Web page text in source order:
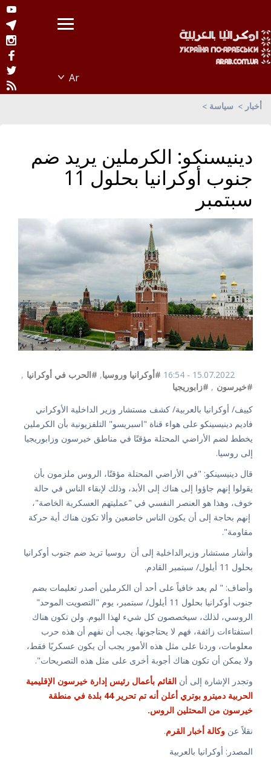
أخبار سياسة
دينيسنكو: الكرملين يريد ضم
جنوب أوكرانيا بحلول 11
سبتمبر
15.07.2022 - 16:54 #أوكرانيا وروسيا, #الحرب في أوكرانيا ,
#خيرسون , #زابوريجيا
كييف/ أوكرانيا بالعربية/ كشف مستشار وزير الداخلية الأوكراني
فاديم دينيسينكو على هواء قناة "اسبريسو" التلفزيونية بأن الكرملين
يخطط لضم الأراضي المحتلة مؤقتًا في مناطق خيرسون وزابوريجيا
إلى روسيا.
قال دينيسينكو: "في الأراضي المحتلة مؤقتًا، الروس ملزمون بأن
يقولوا إنهم جاؤوا إلى هناك إلى الأبد، وذلك لإبقاء الناس في حالة
خوف، وهذا هو العنصر النفسي في "عمليتهم العسكرية الخاصة"،
إنهم بحاجة إلى أن يكون الناس خاضعين وألا تكون هناك أية حركة
مقاومة".
وأشار مستشار وزيرالداخلية إلى أن روسيا تريد ضم جنوب أوكرانيا
بحلول 11 أيلول/ سبتمبر القادم.
وأضاف: " لم يعد خافياً على أحد أن الكرملين أصدر تعليمات بضم
جنوب أوكرانيا بحلول 11 أيلول/ سبتمبر، يوم "التصويت الموحد"
الروسي، لذلك، سيخصصون كل شيء لهذا اليوم. ولن تكون هناك
استفتاءات زائفة، فهم لا يحتاجونها. يجب أن نفهم أن هذه حرب
معلومات، وردنا على مثل هذه الأمور يجب أن يكون عسكريًا فقط،
ولا يمكن أن تكون هناك أجوبة أخرى على مثل هذه التصريحات".
وتجدر الإشارة إلى أن القائم بأعمال رئيس إدارة خيرسون الإقليمية
الحربية دميترو بوتري
أعلن أنه تم تحرير 44 بلدة في منطقة
خيرسون من المحتلين الروس.
نقلاً عن وكالة أخبار القرم.
المصدر: أوكرانيا بالعربية